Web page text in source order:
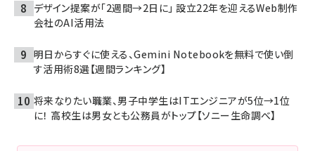
デザイン提案が「2週間→2日に」 設立22年を迎えるWeb制作
会社のAI活用法
明日からすぐに使える、Gemini Notebookを無料で使い倒
す活用術8選【週間ランキング】
将来なりたい職業、男子中学生はITエンジニアが5位→1位
に！ 高校生は男女とも公務員がトップ【ソニー生命調べ】